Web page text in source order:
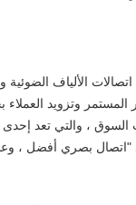
الألياف
وتزويد العملاء
"اتصال بصري أفضل ،